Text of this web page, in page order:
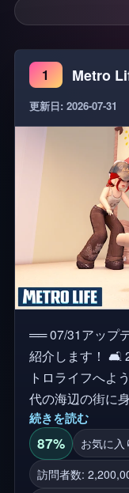
1 Metro
更新日: 2026-07-31
══ 07/31アップ
紹介します！ 🛋️ 2つの新しい家具を発見しよう！ メ
トロライフへよ
代の海辺の街に身を浸
を含む夢の家をパ
ニークなデザイ
めましょう。 📲 最新のデバイスとテクノロジーを
使用して友達と接続しま
続きを読む
87%
お気に
訪問者数: